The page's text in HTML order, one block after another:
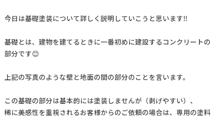
今日は基礎塗装について詳しく説明していこうと思います‼️
基礎とは、建物を建てるときに一番初めに建設するコンクリートの
部分です😊
上記の写真のような壁と地面の間の部分のことを言います。
この基礎の部分は基本的には塗装しませんが（剥げやすい）、
稀に美感性を重視されるお客様からのご依頼の場合は、専用の塗料